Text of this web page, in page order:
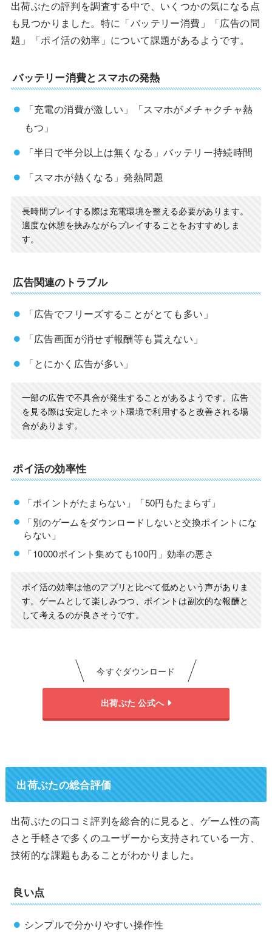
出荷ぶたの評判を調査する中で、いくつかの気になる点
も見つかりました。特に「バッテリー消費」「広告の問
題」「ポイ活の効率」について課題があるようです。
バッテリー消費とスマホの発熱
「充電の消費が激しい」「スマホがメチャクチャ熱
もつ」
「半日で半分以上は無くなる」バッテリー持続時間
「スマホが熱くなる」発熱問題
長時間プレイする際は充電環境を整える必要があります。
適度な休憩を挟みながらプレイすることをおすすめしま
す。
広告関連のトラブル
「広告でフリーズすることがとても多い」
「広告画面が消せず報酬等も貰えない」
「とにかく広告が多い」
一部の広告で不具合が発生することがあるようです。広告
を見る際は安定したネット環境で利用すると改善される場
合があります。
ポイ活の効率性
「ポイントがたまらない」「50円もたまらず」
「別のゲームをダウンロードしないと交換ポイントにな
らない」
「10000ポイント集めても100円」効率の悪さ
ポイ活の効率は他のアプリと比べて低めという声がありま
す。ゲームとして楽しみつつ、ポイントは副次的な報酬と
して考えるのが良さそうです。
今すぐダウンロード
出荷ぶた 公式へ
出荷ぶたの総合評価
出荷ぶたの口コミ評判を総合的に見ると、ゲーム性の高
さと手軽さで多くのユーザーから支持されている一方、
技術的な課題もあることがわかりました。
良い点
シンプルで分かりやすい操作性